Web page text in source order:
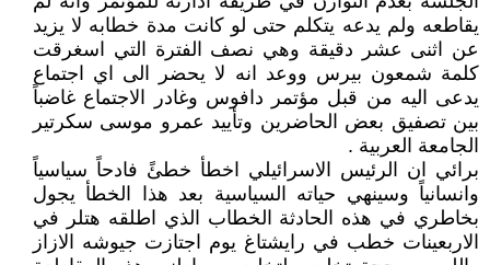
يقاطعه ولم يدعه يتكلم حتى لو كانت مدة خطابه لا يزيد
عن اثنى عشر دقيقة وهي نصف الفترة التي اسغرقت
كلمة شمعون بيرس ووعد انه لا يحضر الى اي اجتماع
يدعى اليه من قبل مؤتمر دافوس وغادر الاجتماع غاضباً
بين تصفيق بعض الحاضرين وتأييد عمرو موسى سكرتير
الجامعة العربية .
برائي ان الرئيس الاسرائيلي اخطأ خطئً فادحاً سياسياً
وانسانياً وسينهي حياته السياسية بعد هذا الخطأ يجول
بخاطري في هذه الحادثة الخطاب الذي اطلقه هتلر في
الاربعينات خطب في رايشتاغ يوم اجتازت جيوشه الازاز